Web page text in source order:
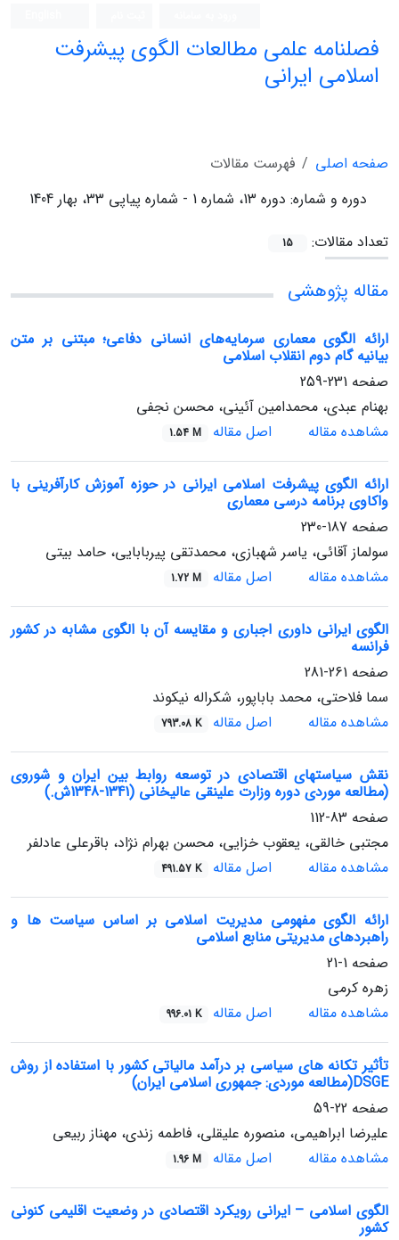
فصلنامه علمی مطالعات الگوی پیشرفت
اسلامی ایرانی
صفحه اصلی
فهرست مقالات
دوره و شماره: دوره 13، شماره 1 - شماره پیاپی 33، بهار 1404
تعداد مقالات:
15
مقاله پژوهشی
ارائه الگوی معماری سرمایه‌های انسانی دفاعی؛ مبتنی بر متن
بیانیه گام دوم انقلاب اسلامی
صفحه 231-259
بهنام عبدی، محمدامین آئینی، محسن نجفی
مشاهده مقاله
اصل مقاله 1.54 M
ارائه الگوی پیشرفت اسلامی ایرانی در حوزه آموزش کارآفرینی با
واکاوی برنامه‌ درسی معماری
صفحه 187-230
سولماز آقائی، یاسر شهبازی، محمدتقی پیربابایی، حامد بیتی
مشاهده مقاله
اصل مقاله 1.72 M
الگوی ایرانی داوری اجباری و مقایسه آن با الگوی مشابه در کشور
فرانسه
صفحه 261-281
سما فلاحتی، محمد باباپور، شکراله نیکوند
مشاهده مقاله
اصل مقاله 793.08 K
نقش سیاستهای اقتصادی در توسعه روابط بین ایران و شوروی
(مطالعه موردی دوره وزارت علینقی عالیخانی (1341-1348ش.)
صفحه 83-112
مجتبی خالقی، یعقوب خزایی، محسن بهرام نژاد، باقرعلی عادلفر
مشاهده مقاله
اصل مقاله 491.57 K
ارائه الگوی مفهومی مدیریت اسلامی بر اساس سیاست‏ ها و
راهبردهای مدیریتی منابع اسلامی
صفحه 1-21
زهره کرمی
مشاهده مقاله
اصل مقاله 996.01 K
تأثیر تکانه های سیاسی بر درآمد مالیاتی کشور با استفاده از روش
DSGE(مطالعه موردی: جمهوری اسلامی ایران)
صفحه 22-59
علیرضا ابراهیمی، منصوره علیقلی، فاطمه زندی، مهناز ربیعی
مشاهده مقاله
اصل مقاله 1.96 M
الگوی اسلامی – ایرانی رویکرد اقتصادی در وضعیت اقلیمی کنونی
کشور